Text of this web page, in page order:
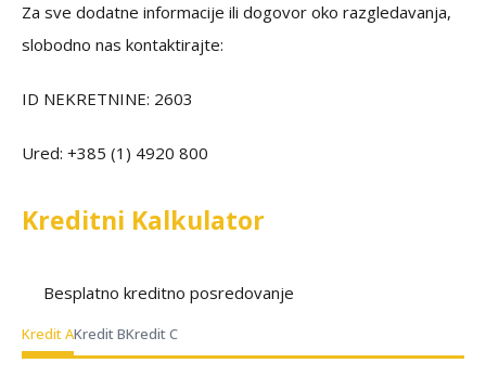
Za sve dodatne informacije ili dogovor oko razgledavanja,
slobodno nas kontaktirajte:
ID NEKRETNINE: 2603
Ured: +385 (1) 4920 800
Kreditni Kalkulator
Besplatno kreditno posredovanje
Kredit AKredit BKredit C